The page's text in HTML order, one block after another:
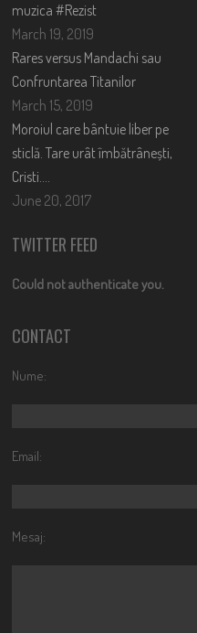
muzica #Rezist
March 19, 2019
Rares versus Mandachi sau
Confruntarea Titanilor
March 15, 2019
Moroiul care bântuie liber pe
sticlă. Tare urât îmbătrânești,
Cristi….
June 20, 2017
TWITTER FEED
Could not authenticate you.
CONTACT
Nume:
Email:
Mesaj: